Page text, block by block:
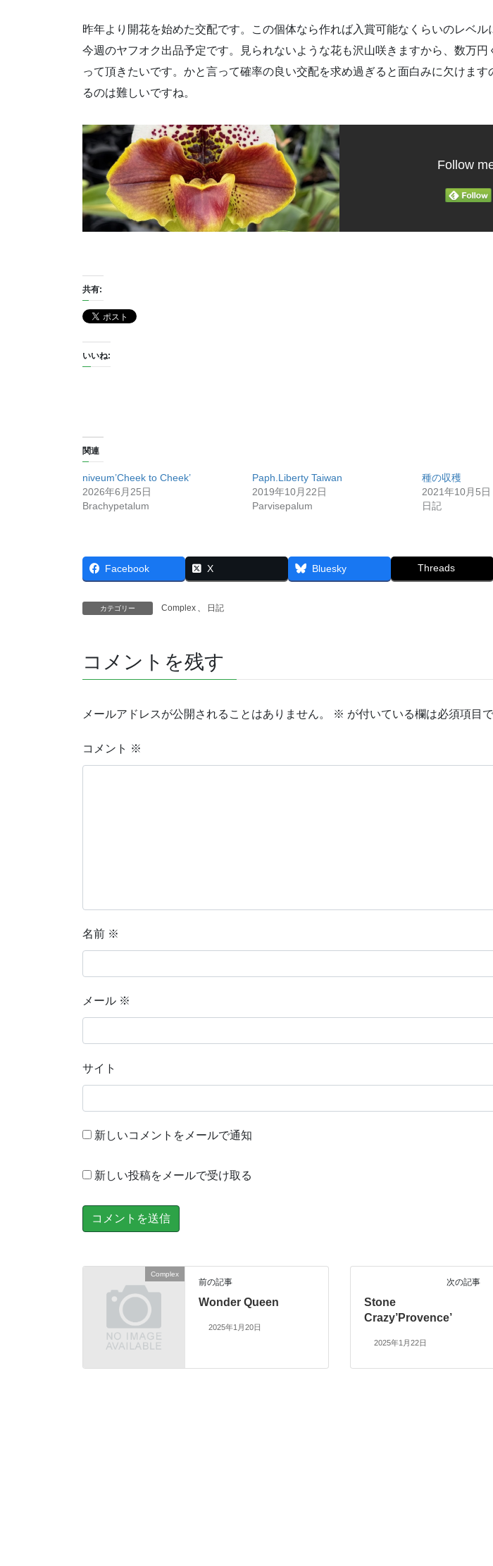
昨年より開花を始めた交配です。この個体なら作れば入賞可能なくらいのレベル
今週のヤフオク出品予定です。見られないような花も沢山咲きますから、数万円
って頂きたいです。かと言って確率の良い交配を求め過ぎると面白みに欠けます
るのは難しいですね。
Follow
共有:
いいね:
関連
niveum’Cheek to Cheek’
2026年6月25日
Brachypetalum
Paph.Liberty Taiwan
2019年10月22日
Parvisepalum
種の収穫
2021年10月5日
日記
Facebook X Bluesky Threads
カテゴリー Complex 、 日記
コメントを残す
メールアドレスが公開されることはありません。 ※ が付いている欄は必須項目
コメント ※
名前 ※
メール ※
サイト
新しいコメントをメールで通知
新しい投稿をメールで受け取る
Complex
前の記事
Wonder Queen
2025年1月20日
次の記事
Stone
Crazy’Provence’
2025年1月22日